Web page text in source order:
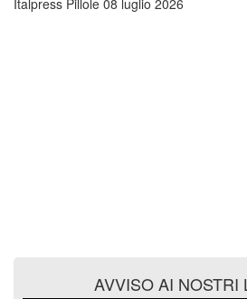
Italpress Pillole 08 luglio 2026
AVVISO AI NOSTRI